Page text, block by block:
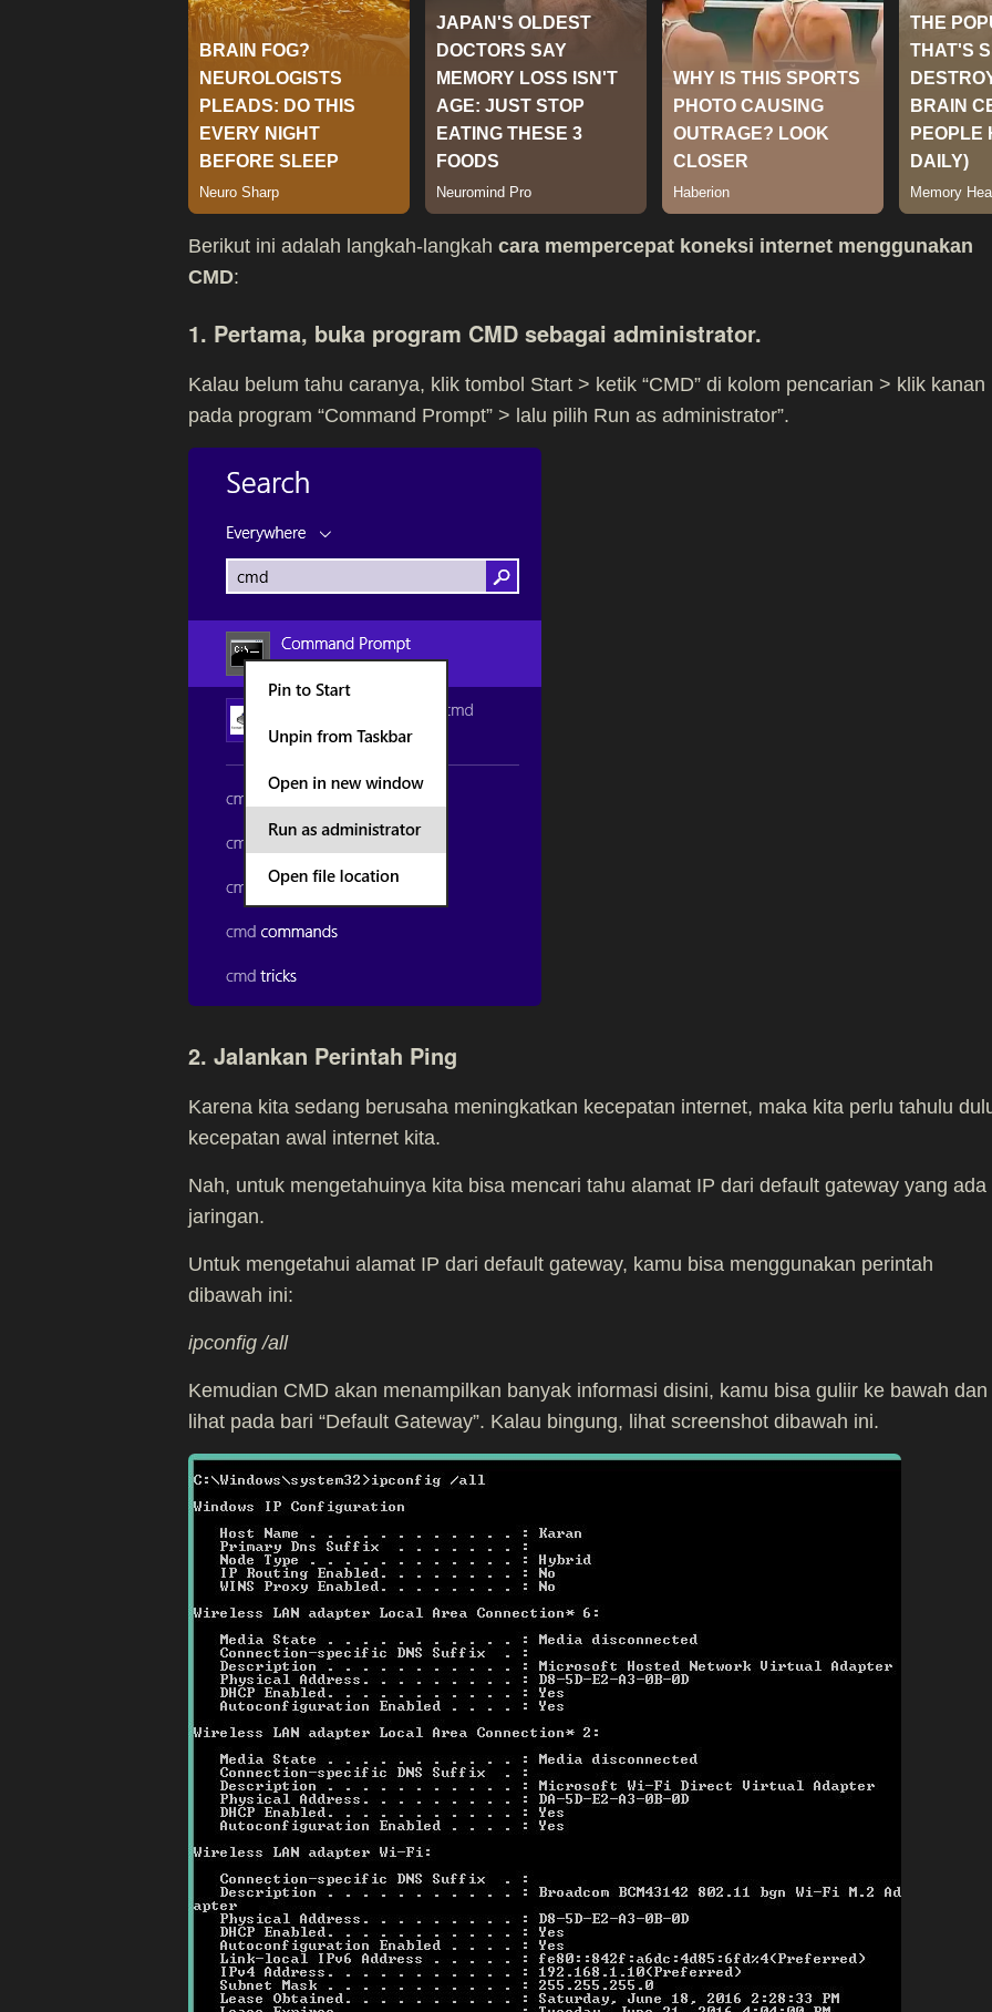
Berikut ini adalah langkah-langkah cara mempercepat koneksi internet menggunakan
CMD:
1. Pertama, buka program CMD sebagai administrator.
Kalau belum tahu caranya, klik tombol Start > ketik “CMD” di kolom pencarian > klik kanan
pada program “Command Prompt” > lalu pilih Run as administrator”.
2. Jalankan Perintah Ping
Karena kita sedang berusaha meningkatkan kecepatan internet, maka kita perlu tahulu
kecepatan awal internet kita.
Nah, untuk mengetahuinya kita bisa mencari tahu alamat IP dari default gateway yang ada
jaringan.
Untuk mengetahui alamat IP dari default gateway, kamu bisa menggunakan perintah
dibawah ini:
ipconfig /all
Kemudian CMD akan menampilkan banyak informasi disini, kamu bisa guliir ke bawah dan
lihat pada bari “Default Gateway”. Kalau bingung, lihat screenshot dibawah ini.